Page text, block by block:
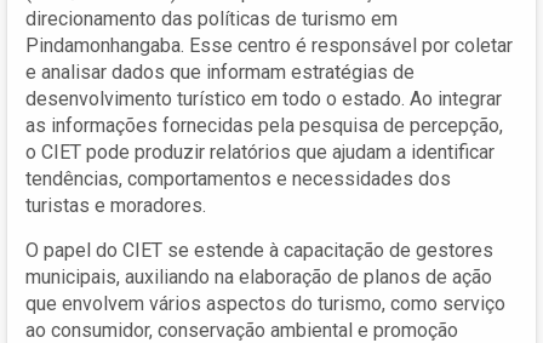
direcionamento das políticas de turismo em
Pindamonhangaba. Esse centro é responsável por coletar
e analisar dados que informam estratégias de
desenvolvimento turístico em todo o estado. Ao integrar
as informações fornecidas pela pesquisa de percepção,
o CIET pode produzir relatórios que ajudam a identificar
tendências, comportamentos e necessidades dos
turistas e moradores.
O papel do CIET se estende à capacitação de gestores
municipais, auxiliando na elaboração de planos de ação
que envolvem vários aspectos do turismo, como serviço
ao consumidor, conservação ambiental e promoção